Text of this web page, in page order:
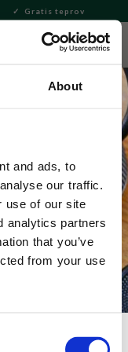
About
and ads, to
our traffic.
use of our site
analytics partners
that you’ve
from your use
Gratis teprov
I
Är med smaken